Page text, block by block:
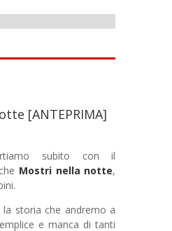
[ANTEPRIMA]
subito con il
Mostri nella notte,
la storia che andremo a
e manca di tanti